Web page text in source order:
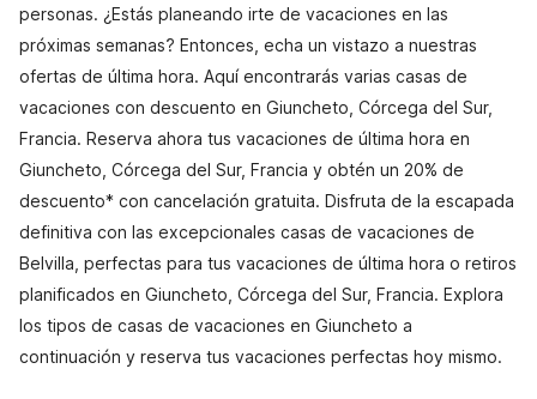
personas. ¿Estás planeando irte de vacaciones en las
próximas semanas? Entonces, echa un vistazo a nuestras
ofertas de última hora. Aquí encontrarás varias casas de
vacaciones con descuento en Giuncheto, Córcega del Sur,
Francia. Reserva ahora tus vacaciones de última hora en
Giuncheto, Córcega del Sur, Francia y obtén un 20% de
descuento* con cancelación gratuita. Disfruta de la escapada
definitiva con las excepcionales casas de vacaciones de
Belvilla, perfectas para tus vacaciones de última hora o retiros
planificados en Giuncheto, Córcega del Sur, Francia. Explora
los tipos de casas de vacaciones en Giuncheto a
continuación y reserva tus vacaciones perfectas hoy mismo.